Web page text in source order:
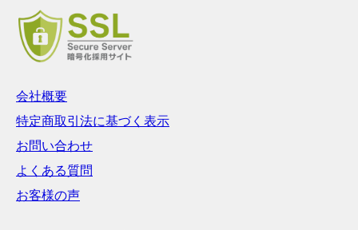
会社概要
特定商取引法に基づく表示
お問い合わせ
よくある質問
お客様の声